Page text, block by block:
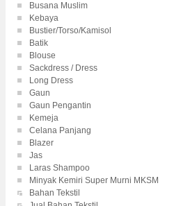
Busana Muslim
Kebaya
Bustier/Torso/Kamisol
Batik
Blouse
Sackdress / Dress
Long Dress
Gaun
Gaun Pengantin
Kemeja
Celana Panjang
Blazer
Jas
Laras Shampoo
Minyak Kemiri Super Murni MKSM
Bahan Tekstil